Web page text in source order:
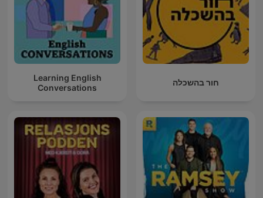
Learning English
Conversations
חור בהשכלה